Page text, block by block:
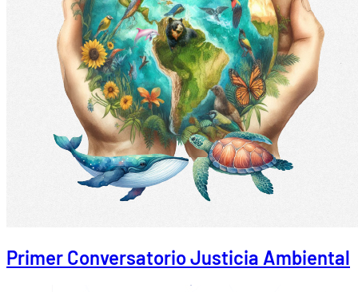
Primer Conversatorio Justicia Ambiental